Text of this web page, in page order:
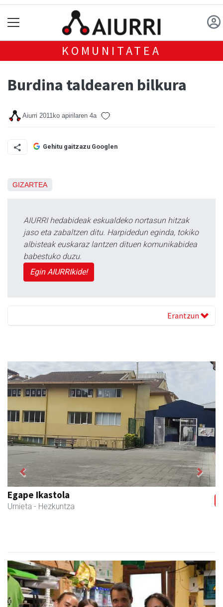
KOMUNITATEA
Burdina taldearen bilkura
Aiurri 2011ko apirilaren 4a
Gehitu gaitzazu Googlen
GIZARTEA
AIURRI hedabideak eskualdeko nortasun hitzak
jaso eta zabaltzen ditu. Harpidedun eginda, tokiko
albisteak euskaraz lantzen dituen komunikabidea
babestuko duzu.
Egin AIURRIkide!
Erantzun
Bengoetxea autoeskola
Andoain - Autoeskolak
Previous Next